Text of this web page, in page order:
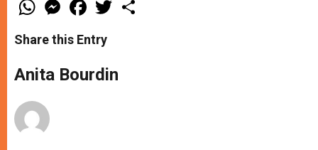
t
s
p
p
e
s
e
g
e
a
e
b
o
k
w
r
Share this Entry
Anita Bourdin